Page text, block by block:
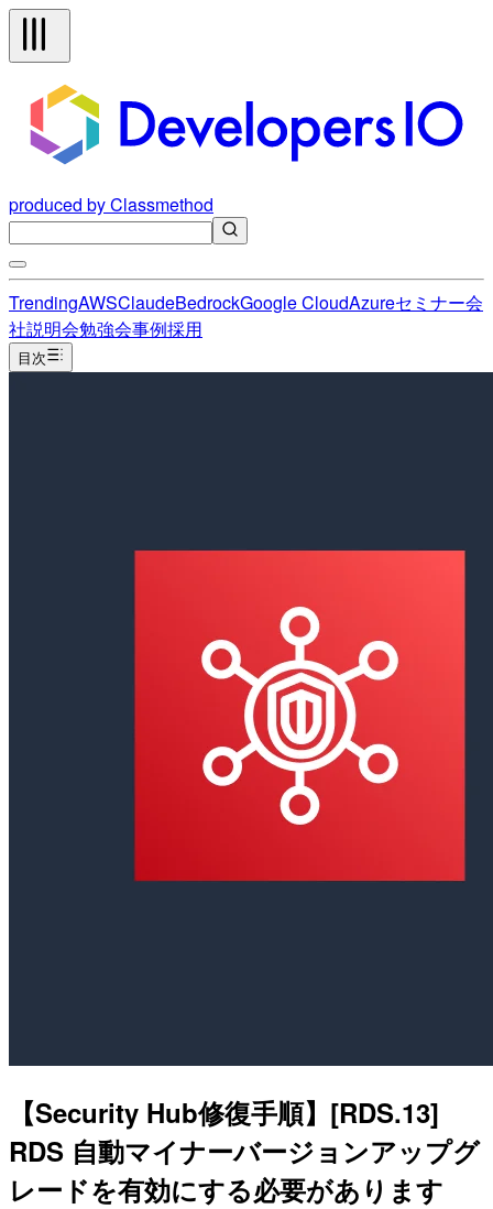
produced by Classmethod
TrendingAWSClaudeBedrockGoogle CloudAzureセミナー会
社説明会勉強会事例採用
目次
【Security Hub修復手順】[RDS.13]
RDS 自動マイナーバージョンアップグ
レードを有効にする必要があります